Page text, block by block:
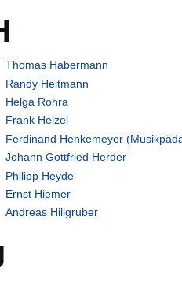
Thomas Habermann
Randy Heitmann
Helga Rohra
Frank Helzel
Ferdinand Henkemeyer
Johann Gottfried Herder
Philipp Heyde
Ernst Hiemer
Andreas Hillgruber